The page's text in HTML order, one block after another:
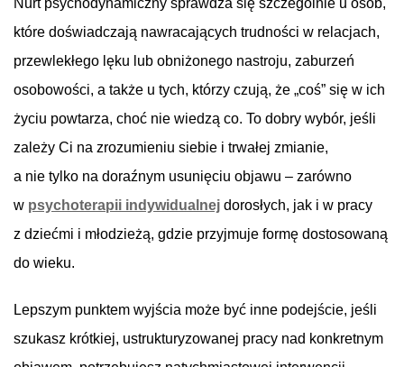
Nurt psychodynamiczny sprawdza się szczególnie u osób,
które doświadczają nawracających trudności w relacjach,
przewlekłego lęku lub obniżonego nastroju, zaburzeń
osobowości, a także u tych, którzy czują, że „coś” się w ich
życiu powtarza, choć nie wiedzą co. To dobry wybór, jeśli
zależy Ci na zrozumieniu siebie i trwałej zmianie,
a nie tylko na doraźnym usunięciu objawu – zarówno
w psychoterapii indywidualnej dorosłych, jak i w pracy
z dziećmi i młodzieżą, gdzie przyjmuje formę dostosowaną
do wieku.
Lepszym punktem wyjścia może być inne podejście, jeśli
szukasz krótkiej, ustrukturyzowanej pracy nad konkretnym